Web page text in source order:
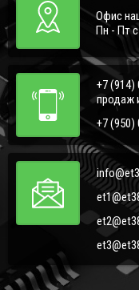
Офис
Пн - Пт
+7 (914)
продаж
+7 (950)